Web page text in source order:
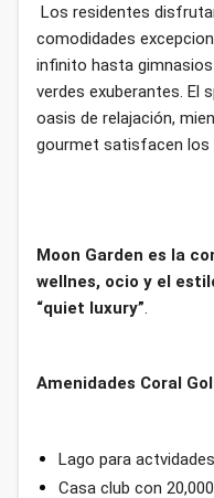
Los residentes
comodidades
infinito hasta
verdes exuberantes. El
oasis de relajación,
gourmet satisfacen los
Moon Garden es la
wellnes, ocio y el
“quiet luxury”.
Amenidades Coral
Lago para
Casa club con